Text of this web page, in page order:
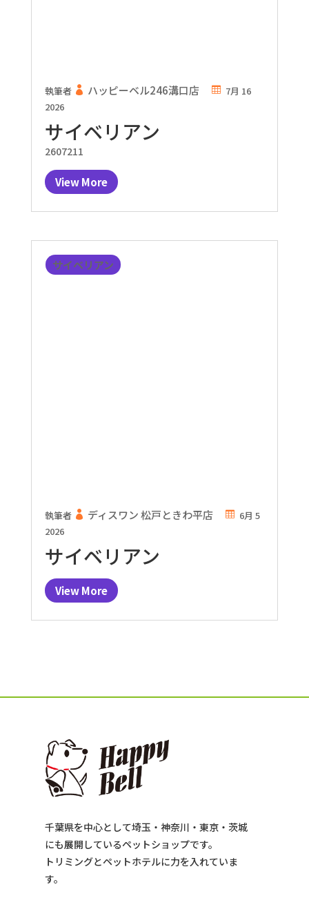
サイベリアン
執筆者 ハッピーベル246溝口店
7月 16
2026
2607211
View More
サイベリアン
執筆者 ディスワン 松戸ときわ平店
6月 5
2026
サイベリアン
View More
千葉県を中心として埼玉・神奈川・東京・茨城
にも展開しているペットショップです。
トリミングとペットホテルに力を入れていま
す。